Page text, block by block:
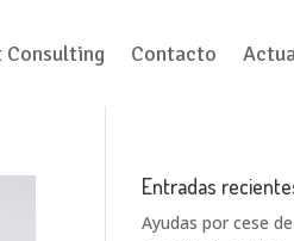
Consulting Contacto
Entradas
Ayudas por cese